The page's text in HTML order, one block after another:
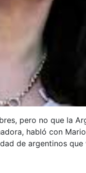
pero no que la
habló con
de argentinos que